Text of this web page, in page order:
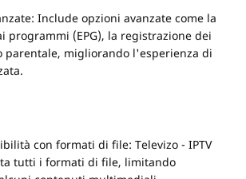
Include opzioni avanzate come la
programmi (EPG), la registrazione dei
parentale, migliorando l'esperienza di
con formati di file: Televizo - IPTV
tutti i formati di file, limitando